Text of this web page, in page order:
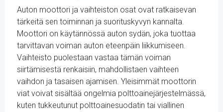
Auton moottori ja vaihteiston osat ovat ratkaisevan
tärkeitä sen toiminnan ja suorituskyvyn kannalta.
Moottori on käytännössä auton sydän, joka tuottaa
tarvittavan voiman auton eteenpäin liikkumiseen.
Vaihteisto puolestaan vastaa tämän voiman
siirtämisestä renkaisiin, mahdollistaen vaihteen
vaihdon ja tasaisen ajamisen. Yleisimmät moottorin
viat voivat sisältää ongelmia polttoainejärjestelmässä,
kuten tukkeutunut polttoainesuodatin tai viallinen